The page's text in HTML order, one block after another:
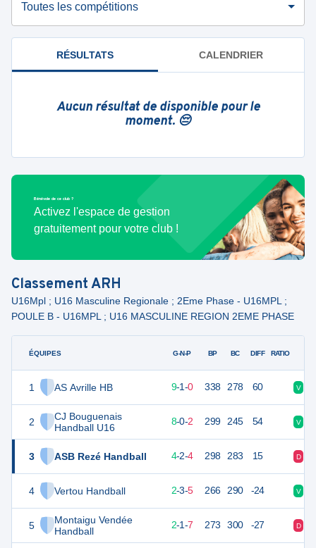
Toutes les compétitions
RÉSULTATS CALENDRIER
Aucun résultat de disponible pour le
moment. 😔
Bénévole de ce club ?
Activez l'espace de gestion
gratuitement pour votre club !
ClassementARH
U16Mpl ; U16 Masculine Regionale ; 2Eme Phase - U16MPL ;
POULE B - U16MPL ; U16 MASCULINE REGION 2EME PHASE
ÉQUIPES
1 AS Avrille HB
2
CJ Bouguenais
Handball U16
3 ASB Rezé Handball
4 Vertou Handball
5
Montaigu Vendée
Handball
G-N-P BP BC DIFF RATIO
9-1-0 338 278 60 V
8-0-2 299 245 54 V
20 4-2-4 298 283 15 D
17 2-3-5 266 290 -24 V
15 2-1-7 273 300 -27 D